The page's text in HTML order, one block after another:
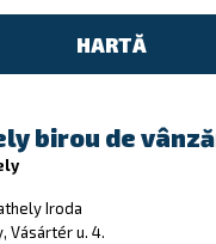
HARTĂ
birou de
Iroda
Vásártér u. 4.